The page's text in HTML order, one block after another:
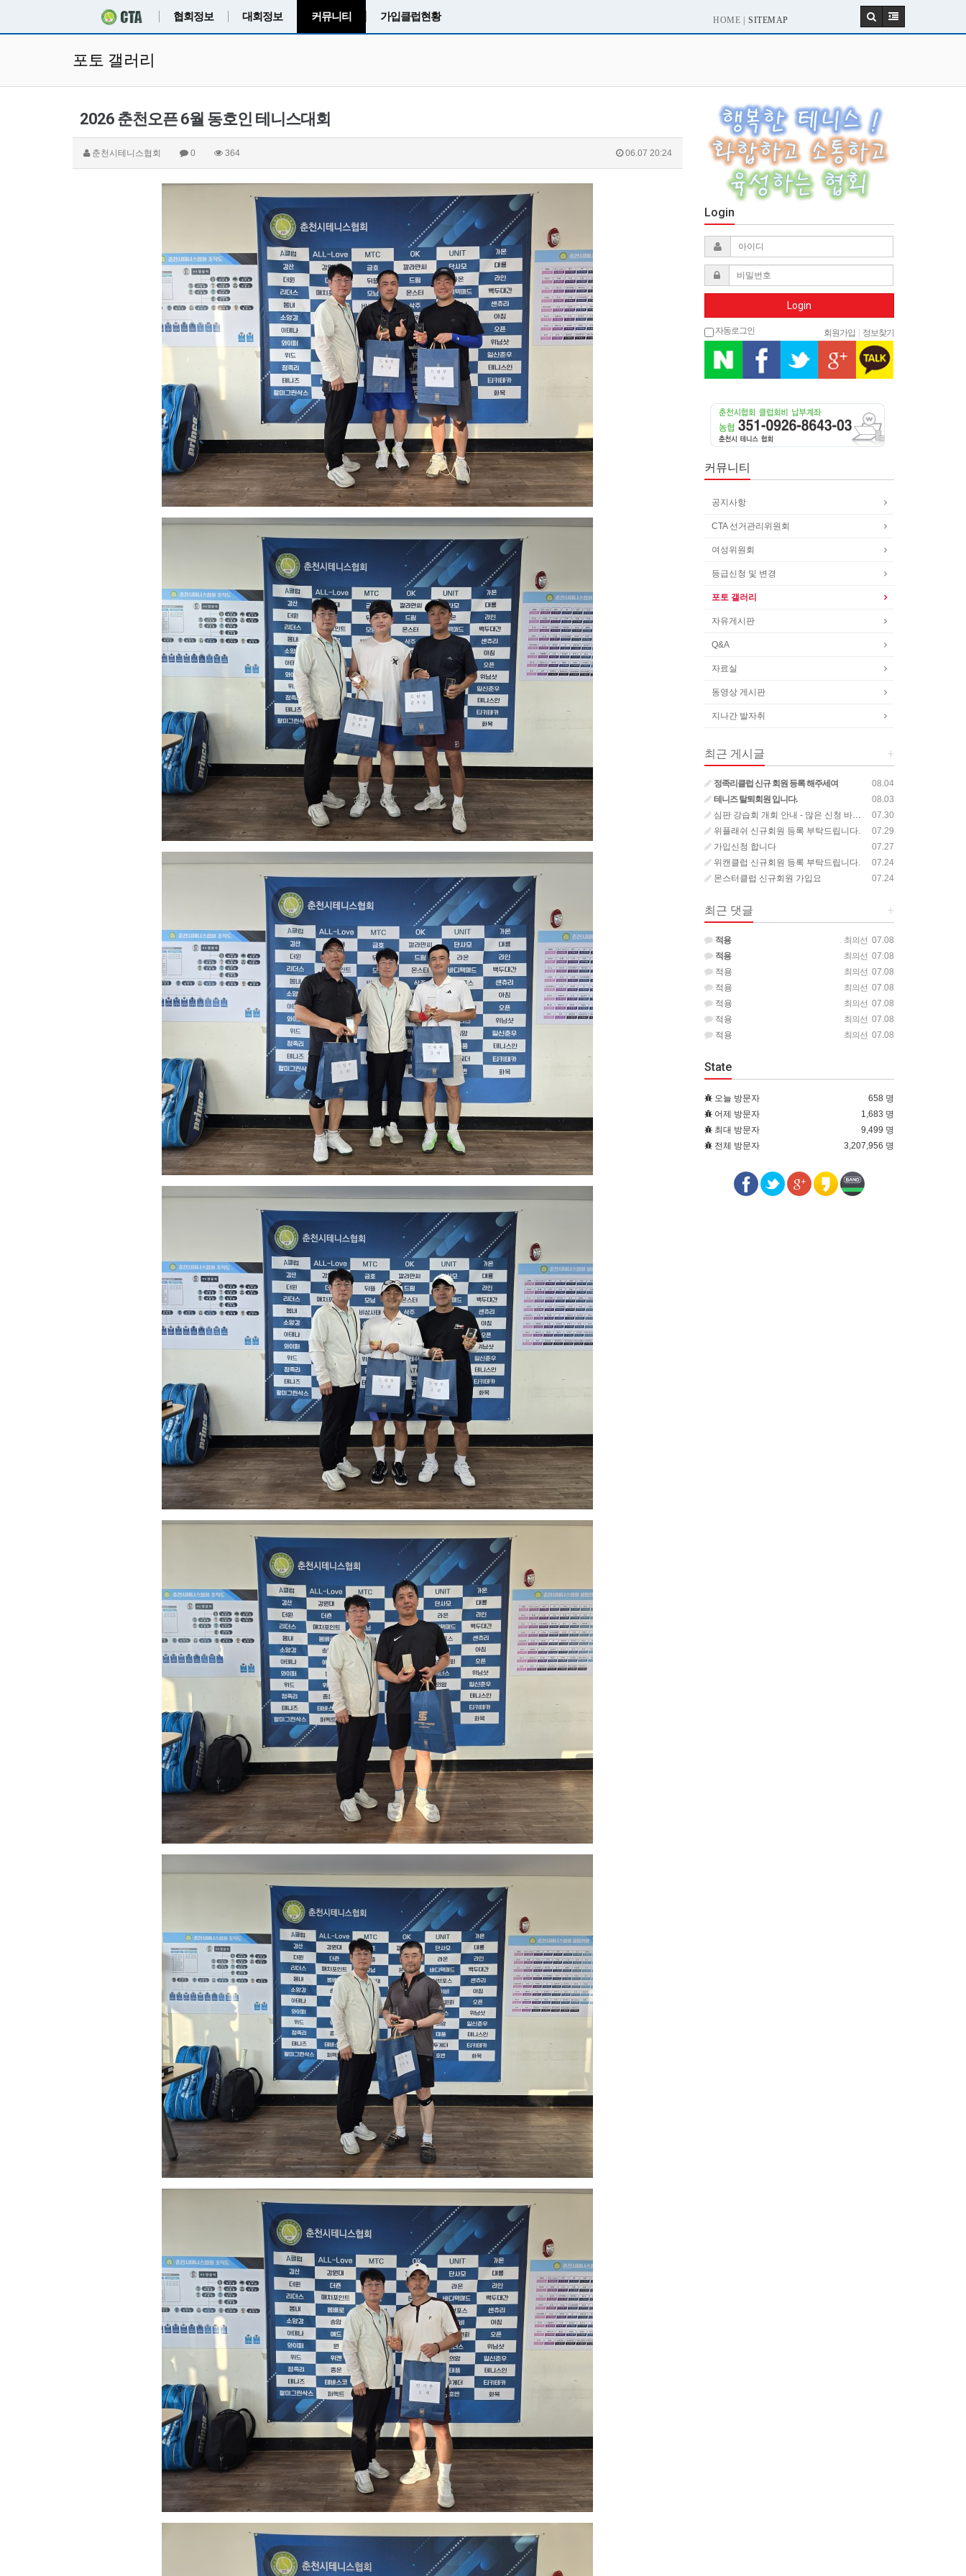
협회정보 대회정보 커뮤니티 가입클럽현황 HOME | SITEMAP
포토 갤러리
2026 춘천오픈 6월 동호인 테니스대회
춘천시테니스협회 0 364 06.07 20:24
Login
Login
자동로그인 회원가입 | 정보찾기
커뮤니티
공지사항
CTA 선거관리위원회
여성위원회
등급신청 및 변경
포토 갤러리
자유게시판
Q&A
자료실
동영상 게시판
지나간 발자취
+
최근 게시글
08.04
정족리클럽 신규 회원 등록 해주세여
08.03
테니즈 탈퇴회원 입니다.
07.30
심판 강습회 개회 안내 - 많은 신청 바랍니다.
07.29
위플래쉬 신규회원 등록 부탁드립니다.
07.27
가입신청 합니다
07.24
위캔클럽 신규회원 등록 부탁드립니다.
07.24
몬스터클럽 신규회원 가입요
+
최근 댓글
최의선 07.08
적용
최의선 07.08
적용
최의선 07.08
적용
최의선 07.08
적용
최의선 07.08
적용
최의선 07.08
적용
최의선 07.08
적용
State
오늘 방문자
658 명
어제 방문자
1,683 명
최대 방문자
9,499 명
전체 방문자
3,207,956 명